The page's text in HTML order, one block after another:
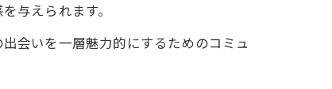
与えられます。
会いを一層魅力的にするためのコミュ